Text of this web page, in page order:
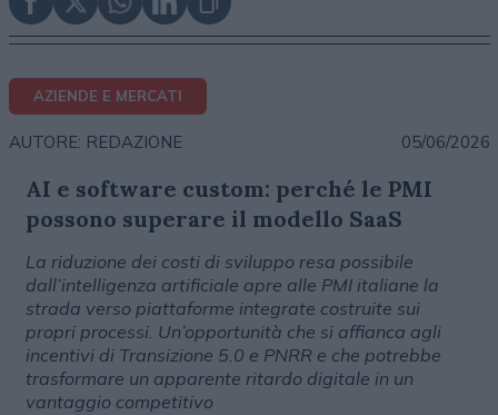
AZIENDE E MERCATI
AUTORE: REDAZIONE 05/06/2026
AI e software custom: perché le PMI
possono superare il modello SaaS
La riduzione dei costi di sviluppo resa possibile
dall’intelligenza artificiale apre alle PMI italiane la
strada verso piattaforme integrate costruite sui
propri processi. Un’opportunità che si affianca agli
incentivi di Transizione 5.0 e PNRR e che potrebbe
trasformare un apparente ritardo digitale in un
vantaggio competitivo